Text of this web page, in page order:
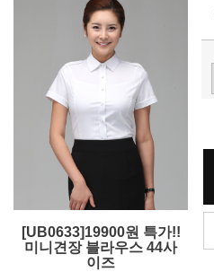
[UB0633]19900원 특가!!
미니견장 블라우스 44사
이즈